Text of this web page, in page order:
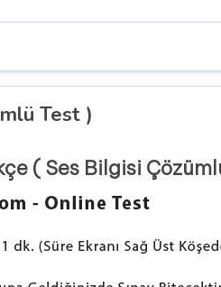
Test )
( Ses Bilgisi